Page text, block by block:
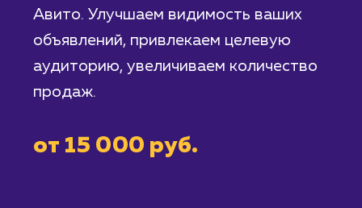
Профессиональное продвижение на
Авито. Улучшаем видимость ваших
объявлений, привлекаем целевую
аудиторию, увеличиваем количество